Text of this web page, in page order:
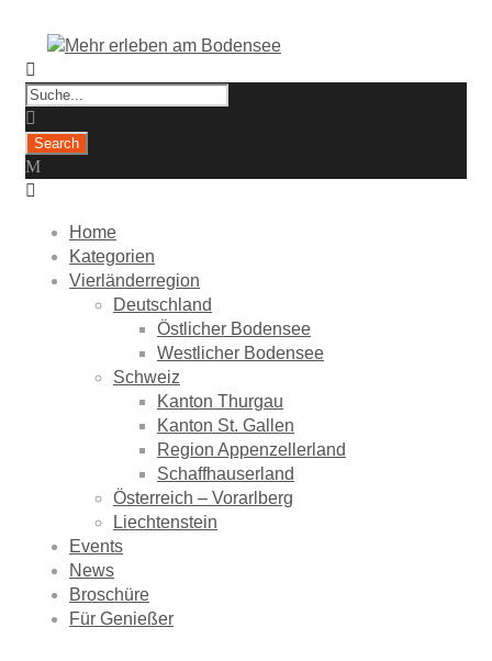
Home
Kategorien
Vierländerregion
Deutschland
Östlicher Bodensee
Westlicher Bodensee
Schweiz
Kanton Thurgau
Kanton St. Gallen
Region Appenzellerland
Schaffhauserland
Österreich – Vorarlberg
Liechtenstein
Events
News
Broschüre
Für Genießer